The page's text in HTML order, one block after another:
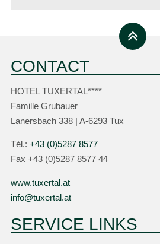
CONTACT
HOTEL TUXERTAL****
Famille Grubauer
Lanersbach 338 | A-6293 Tux
Tél.:+43 (0)5287 8577
Fax +43 (0)5287 8577 44
www.tuxertal.at
info@tuxertal.at
SERVICE LINKS